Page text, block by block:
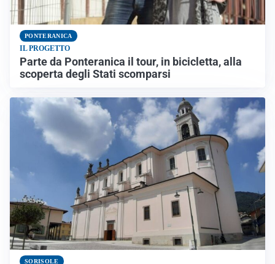
PONTERANICA
IL PROGETTO
Parte da Ponteranica il tour, in bicicletta, alla
scoperta degli Stati scomparsi
SORISOLE